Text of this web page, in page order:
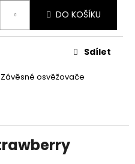
DO KOŠÍKU
Závěsné osvěžovače
Sdílet